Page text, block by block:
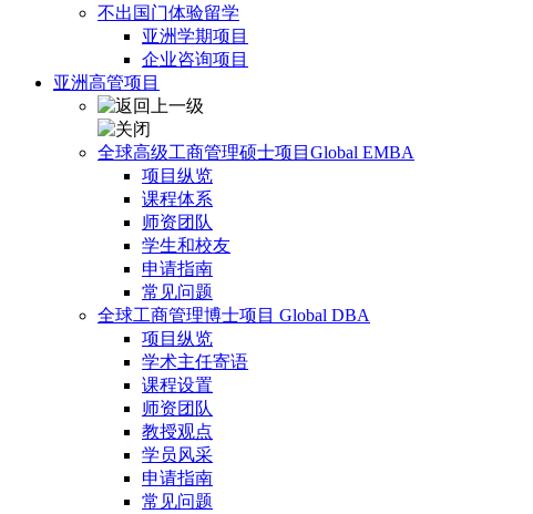
不出国门体验留学
亚洲学期项目
企业咨询项目
亚洲高管项目
全球高级工商管理硕士项目Global EMBA
项目纵览
课程体系
师资团队
学生和校友
申请指南
常见问题
全球工商管理博士项目 Global DBA
项目纵览
学术主任寄语
课程设置
师资团队
教授观点
学员风采
申请指南
常见问题